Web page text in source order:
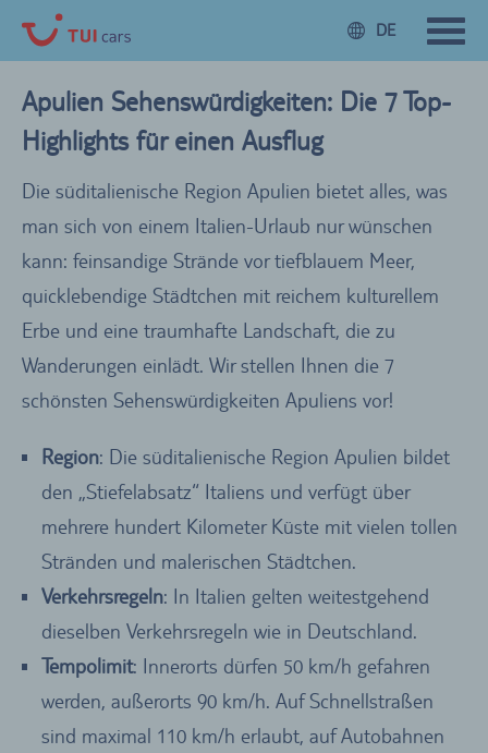
DE
Apulien Sehenswürdigkeiten: Die 7 Top-
Highlights für einen Ausflug
Die süditalienische Region Apulien bietet alles, was
man sich von einem Italien-Urlaub nur wünschen
kann: feinsandige Strände vor tiefblauem Meer,
quicklebendige Städtchen mit reichem kulturellem
Erbe und eine traumhafte Landschaft, die zu
Wanderungen einlädt. Wir stellen Ihnen die 7
schönsten Sehenswürdigkeiten Apuliens vor!
Region: Die süditalienische Region Apulien bildet
den „Stiefelabsatz“ Italiens und verfügt über
mehrere hundert Kilometer Küste mit vielen tollen
Stränden und malerischen Städtchen.
Verkehrsregeln: In Italien gelten weitestgehend
dieselben Verkehrsregeln wie in Deutschland.
Tempolimit: Innerorts dürfen 50 km/h gefahren
werden, außerorts 90 km/h. Auf Schnellstraßen
sind maximal 110 km/h erlaubt, auf Autobahnen